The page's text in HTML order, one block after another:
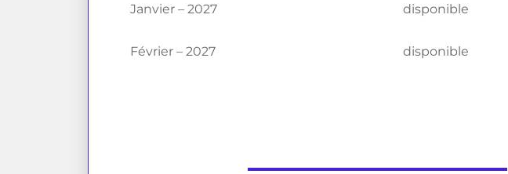
Janvier – 2027
disponible
Février – 2027 disponible